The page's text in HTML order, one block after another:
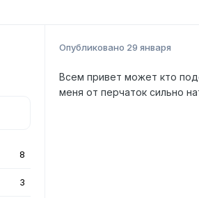
8
3
Опубликовано 29 января
Всем привет может кто
меня от перчаток сильно